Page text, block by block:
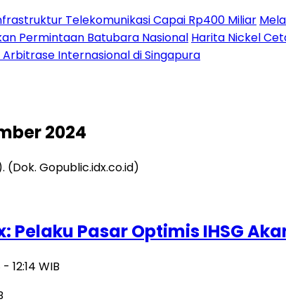
Telekomunikasi Capai Rp400 Miliar
Permintaan Batubara Nasional Harita Nickel
Internasional di Singapura
2024
Pelaku Pasar Optimis IHSG
12:14 WIB